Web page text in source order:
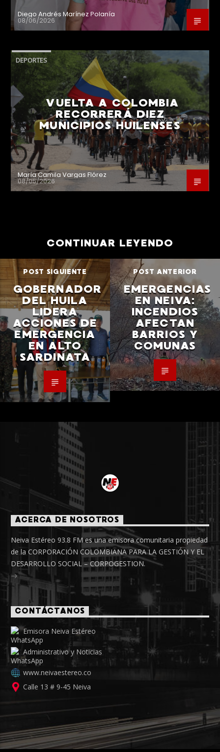
Diego Andrés Marínez Polanía
08/06/2026
DEPORTES
VUELTA A COLOMBIA
RECORRERÁ DIEZ
MUNICIPIOS HUILENSES
María Camila Vargas Flórez
08/05/2026
CONTINUAR LEYENDO
POST SIGUIENTE
GOBERNADOR
DEL HUILA
LIDERA
ACCIONES DE
EMERGENCIA
EN ALTO
SARDINATA
POST ANTERIOR
EMERGENCIAS
EN NEIVA:
INCENDIOS
AFECTAN
BARRIOS Y
COMUNAS
ACERCA DE NOSOTROS
Neiva Estéreo 93.8 FM es una emisora comunitaria propiedad
de la CORPORACIÓN COLOMBIANA PARA LA GESTIÓN Y EL
DESARROLLO SOCIAL – CORPOGESTION.
CONTÁCTANOS
Emisora Neiva Estéreo
Administrativo y Noticias
www.neivaestereo.co
Calle 13 # 9-45 Neiva